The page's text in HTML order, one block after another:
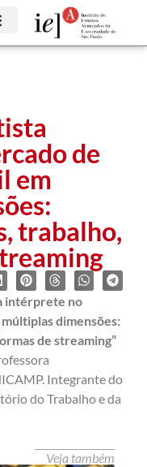
de
em
trabalho,
intérprete no
dimensões:
de streaming”
Integrante do
do Trabalho e da
Veja também